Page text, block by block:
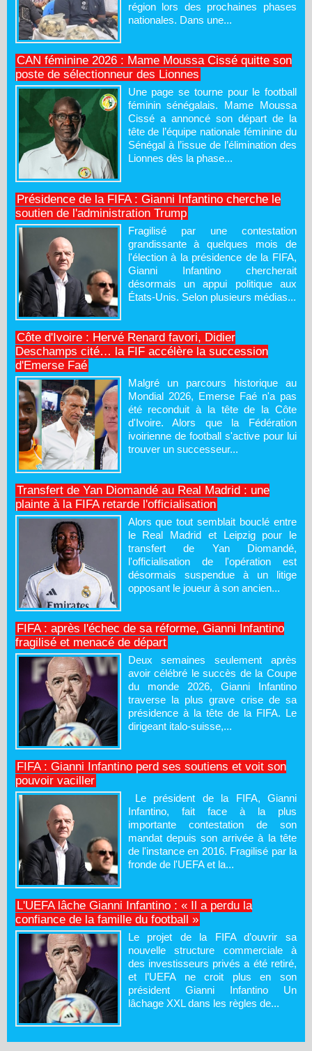
région lors des prochaines phases
nationales. Dans une...
CAN féminine 2026 : Mame Moussa Cissé quitte son
poste de sélectionneur des Lionnes
Une page se tourne pour le football
féminin sénégalais. Mame Moussa
Cissé a annoncé son départ de la
tête de l’équipe nationale féminine du
Sénégal à l’issue de l’élimination des
Lionnes dès la phase...
Présidence de la FIFA : Gianni Infantino cherche le
soutien de l'administration Trump
Fragilisé par une contestation
grandissante à quelques mois de
l'élection à la présidence de la FIFA,
Gianni Infantino chercherait
désormais un appui politique aux
États-Unis. Selon plusieurs médias...
Côte d'Ivoire : Hervé Renard favori, Didier
Deschamps cité… la FIF accélère la succession
d'Emerse Faé
Malgré un parcours historique au
Mondial 2026, Emerse Faé n'a pas
été reconduit à la tête de la Côte
d'Ivoire. Alors que la Fédération
ivoirienne de football s'active pour lui
trouver un successeur...
Transfert de Yan Diomandé au Real Madrid : une
plainte à la FIFA retarde l'officialisation
Alors que tout semblait bouclé entre
le Real Madrid et Leipzig pour le
transfert de Yan Diomandé,
l'officialisation de l'opération est
désormais suspendue à un litige
opposant le joueur à son ancien...
FIFA : après l'échec de sa réforme, Gianni Infantino
fragilisé et menacé de départ
Deux semaines seulement après
avoir célébré le succès de la Coupe
du monde 2026, Gianni Infantino
traverse la plus grave crise de sa
présidence à la tête de la FIFA. Le
dirigeant italo-suisse,...
FIFA : Gianni Infantino perd ses soutiens et voit son
pouvoir vaciller
Le président de la FIFA, Gianni
Infantino, fait face à la plus
importante contestation de son
mandat depuis son arrivée à la tête
de l'instance en 2016. Fragilisé par la
fronde de l'UEFA et la...
L'UEFA lâche Gianni Infantino : « Il a perdu la
confiance de la famille du football »
Le projet de la FIFA d’ouvrir sa
nouvelle structure commerciale à
des investisseurs privés a été retiré,
et l’UEFA ne croit plus en son
président Gianni Infantino Un
lâchage XXL dans les règles de...